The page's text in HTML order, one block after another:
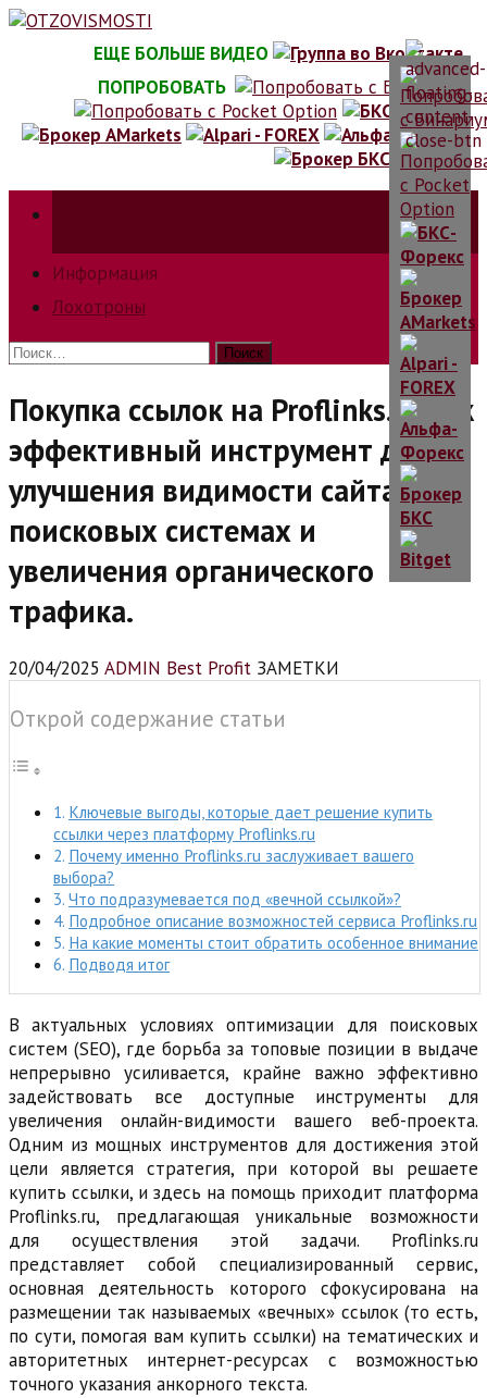
Skip
ЕЩЕ БОЛЬШЕ ВИДЕО
ПОПРОБОВАТЬ
Зарабатываем на трейдинге на форкс, биржах,
Информация
Лохотроны
Найти:
Покупка ссылок на Proflinks.ru как
эффективный инструмент для
улучшения видимости сайта в
поисковых системах и
увеличения органического
трафика.
20/04/2025 ADMIN Best Profit ЗАМЕТКИ
Открой содержание статьи
Ключевые выгоды, которые дает решение купить
ссылки через платформу Proflinks.ru
Почему именно Proflinks.ru заслуживает вашего
выбора?
Что подразумевается под «вечной ссылкой»?
Подробное описание возможностей сервиса Proflinks.ru
На какие моменты стоит обратить особенное внимание
Подводя итог
В актуальных условиях оптимизации для поисковых
систем (SEO), где борьба за топовые позиции в выдаче
непрерывно усиливается, крайне важно эффективно
задействовать все доступные инструменты для
увеличения онлайн-видимости вашего веб-проекта.
Одним из мощных инструментов для достижения этой
цели является стратегия, при которой вы решаете
купить ссылки, и здесь на помощь приходит платформа
Proflinks.ru, предлагающая уникальные возможности
для осуществления этой задачи. Proflinks.ru
представляет собой специализированный сервис,
основная деятельность которого сфокусирована на
размещении так называемых «вечных» ссылок (то есть,
по сути, помогая вам купить ссылки) на тематических и
авторитетных интернет-ресурсах с возможностью
точного указания анкорного текста.